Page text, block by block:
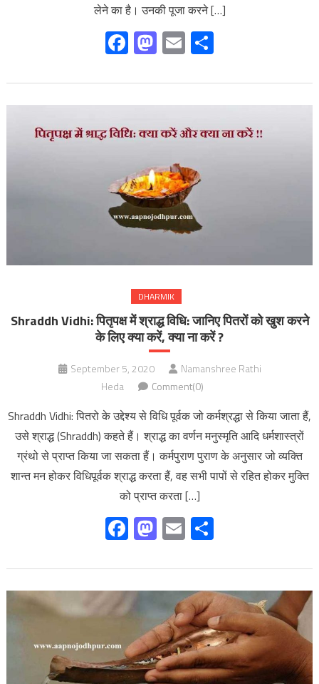
लेने का है। उनकी पूजा करने […]
Facebook
Mastodon
Email
DHARMIK
Shraddh Vidhi: पितृपक्ष में श्राद्ध विधि: जानिए पितरों को खुश करने
के लिए क्या करें, क्या ना करें ?
September 5, 2020
Namanshree Rathi
Heda
Comment(0)
Shraddh Vidhi: पितरो के उद्देश्य से विधि पूर्वक जो कर्मश्रद्धा से किया जाता हैं,
उसे श्राद्ध (Shraddh) कहते हैं। श्राद्ध का वर्णन मनुस्मृति आदि धर्मशास्त्रों
ग्रंथो से प्राप्त किया जा सकता हैं। कर्मपुराण पुराण के अनुसार जो व्यक्ति
शान्त मन होकर विधिपूर्वक श्राद्ध करता हैं, वह सभी पापों से रहित होकर मुक्ति
को प्राप्त करता […]
Facebook
Mastodon
Email